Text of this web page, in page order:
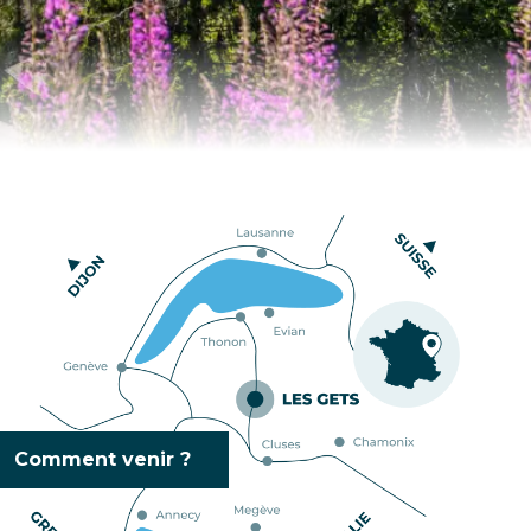
Comment venir ?